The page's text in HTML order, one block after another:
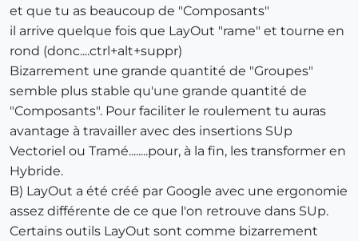
et que tu as beaucoup de "Composants"
il arrive quelque fois que LayOut "rame" et tourne en
rond (donc....ctrl+alt+suppr)
Bizarrement une grande quantité de "Groupes"
semble plus stable qu'une grande quantité de
"Composants". Pour faciliter le roulement tu auras
avantage à travailler avec des insertions SUp
Vectoriel ou Tramé........pour, à la fin, les transformer en
Hybride.
B) LayOut a été créé par Google avec une ergonomie
assez différente de ce que l'on retrouve dans SUp.
Certains outils LayOut sont comme bizarrement